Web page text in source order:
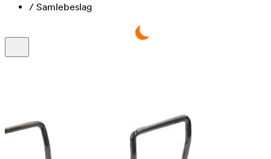
/ Samlebeslag